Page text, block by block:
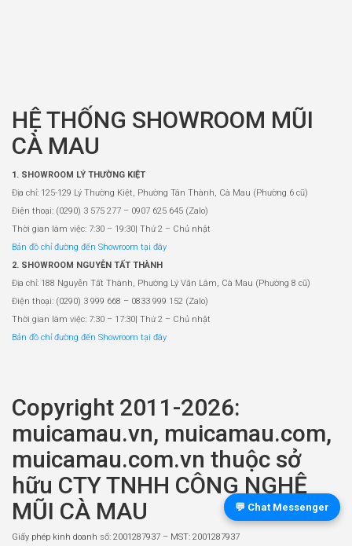
HỆ THỐNG SHOWROOM MŨI
CÀ MAU
1. SHOWROOM LÝ THƯỜNG KIỆT
Địa chỉ: 125-129 Lý Thường Kiệt, Phường Tân Thành, Cà Mau (Phường 6 cũ)
Điện thoại: (0290) 3 575 277 – 0907 625 645 (Zalo)
Thời gian làm việc: 7:30 – 19:30| Thứ 2 – Chủ nhật
Bản đồ chỉ đường đến Showroom tại đây
2. SHOWROOM NGUYỄN TẤT THÀNH
Địa chỉ: 188 Nguyễn Tất Thành, Phường Lý Văn Lâm, Cà Mau (Phường 8 cũ)
Điện thoại: (0290) 3 999 668 – 0833 999 152 (Zalo)
Thời gian làm việc: 7:30 – 17:30| Thứ 2 – Chủ nhật
Bản đồ chỉ đường đến Showroom tại đây
Copyright 2011-2026:
muicamau.vn, muicamau.com,
muicamau.com.vn thuộc sở
hữu CTY TNHH CÔNG NGHỆ
MŨI CÀ MAU
Giấy phép kinh doanh số: 2001287937 – MST: 2001287937
💬 Chat Messenger